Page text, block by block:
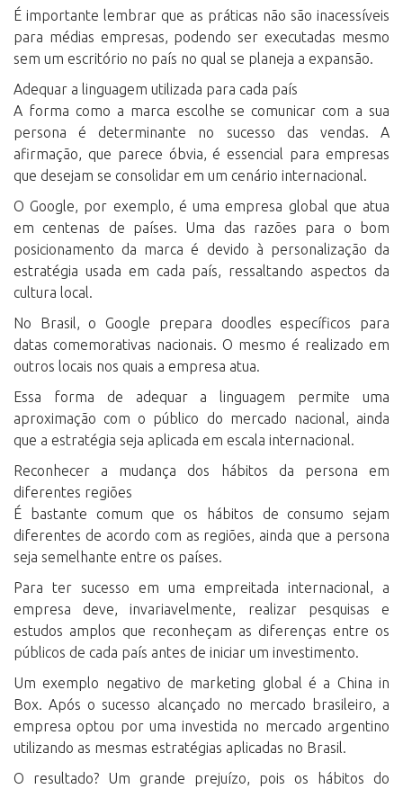
É importante lembrar que as práticas não são inacessíveis
para médias empresas, podendo ser executadas mesmo
sem um escritório no país no qual se planeja a expansão.
Adequar a linguagem utilizada para cada país
A forma como a marca escolhe se comunicar com a sua
persona é determinante no sucesso das vendas. A
afirmação, que parece óbvia, é essencial para empresas
que desejam se consolidar em um cenário internacional.
O Google, por exemplo, é uma empresa global que atua
em centenas de países. Uma das razões para o bom
posicionamento da marca é devido à personalização da
estratégia usada em cada país, ressaltando aspectos da
cultura local.
No Brasil, o Google prepara doodles específicos para
datas comemorativas nacionais. O mesmo é realizado em
outros locais nos quais a empresa atua.
Essa forma de adequar a linguagem permite uma
aproximação com o público do mercado nacional, ainda
que a estratégia seja aplicada em escala internacional.
Reconhecer a mudança dos hábitos da persona em
diferentes regiões
É bastante comum que os hábitos de consumo sejam
diferentes de acordo com as regiões, ainda que a persona
seja semelhante entre os países.
Para ter sucesso em uma empreitada internacional, a
empresa deve, invariavelmente, realizar pesquisas e
estudos amplos que reconheçam as diferenças entre os
públicos de cada país antes de iniciar um investimento.
Um exemplo negativo de marketing global é a China in
Box. Após o sucesso alcançado no mercado brasileiro, a
empresa optou por uma investida no mercado argentino
utilizando as mesmas estratégias aplicadas no Brasil.
O resultado? Um grande prejuízo, pois os hábitos do